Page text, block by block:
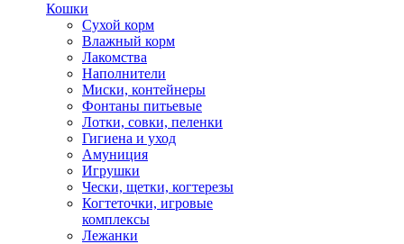
Кошки
Сухой корм
Влажный корм
Лакомства
Наполнители
Миски, контейнеры
Фонтаны питьевые
Лотки, совки, пеленки
Гигиена и уход
Амуниция
Игрушки
Чески, щетки, когтерезы
Когтеточки, игровые
комплексы
Лежанки